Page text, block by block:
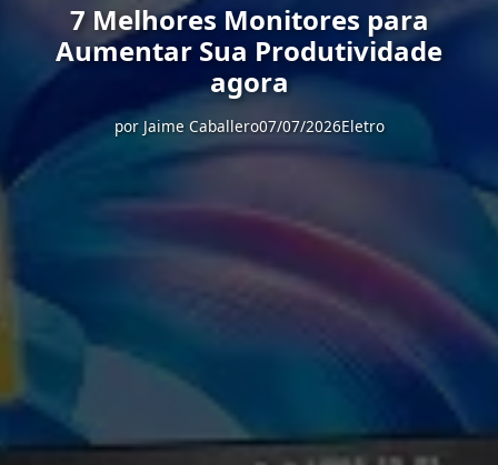
7 Melhores Monitores para
Aumentar Sua Produtividade
agora
por Jaime Caballero07/07/2026Eletro